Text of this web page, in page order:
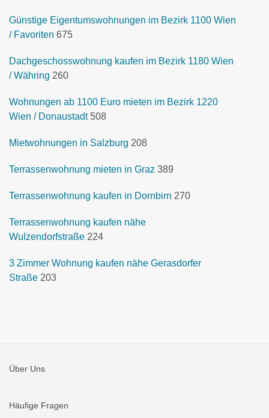
Günstige Eigentumswohnungen im Bezirk 1100 Wien
/ Favoriten 675
Dachgeschosswohnung kaufen im Bezirk 1180 Wien
/ Währing 260
Wohnungen ab 1100 Euro mieten im Bezirk 1220
Wien / Donaustadt 508
Mietwohnungen in Salzburg 208
Terrassenwohnung mieten in Graz 389
Terrassenwohnung kaufen in Dornbirn 270
Terrassenwohnung kaufen nähe
Wulzendorfstraße 224
3 Zimmer Wohnung kaufen nähe Gerasdorfer
Straße 203
Über Uns
Häufige Fragen